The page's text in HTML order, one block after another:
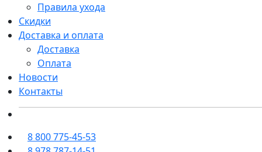
Правила ухода
Скидки
Доставка и оплата
Доставка
Оплата
Новости
Контакты
8 800 775-45-53